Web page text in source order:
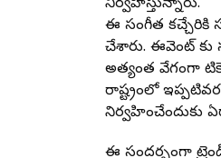
నిర్వహిస్తున్నారు.
ఈ సంగీత కచ్చేరికి
చేశారు. ఈవెంట్ కు
అత్యంత వేగంగా
రాష్ట్రంలో
నిర్వహించేందుకు
ఈ సందర్భంగా